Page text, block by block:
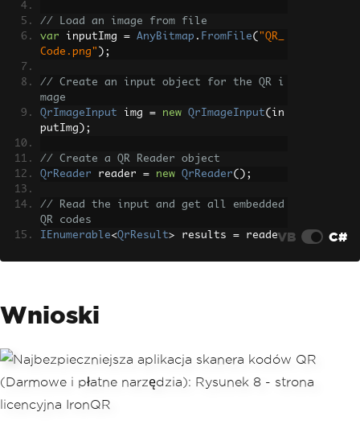
// Load an image from file
var inputImg = AnyBitmap . FromFile( "QR_
Code.png" );
// Create an input object for the QR i
mage
QrImageInput img = new QrImageInput( in
putImg );
// Create a QR Reader object
QrReader reader = new QrReader();
// Read the input and get all embedded
QR codes
IEnumerable<QrResult> results = reade
{
Console
}
VB C#
Wnioski